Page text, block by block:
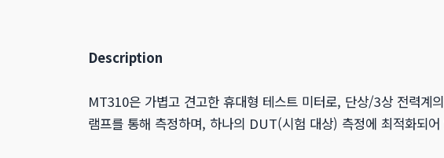
Description
MT310은 가볍고 견고한 휴대형 테스트 미터로, 단상/3상 전력계
램프를 통해 측정하며, 하나의 DUT(시험 대상) 측정에 최적화되어